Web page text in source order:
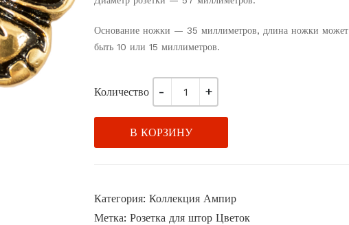
Основание ножки — 35 миллиметров, длина ножки может
быть 10 или 15 миллиметров.
Количество
В КОРЗИНУ
Категория: Коллекция Ампир
Метка: Розетка для штор Цветок